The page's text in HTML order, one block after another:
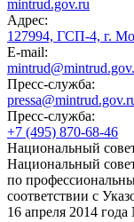
mintrud.gov.ru
Адрес:
127994, ГСП-4, г.
E-mail:
Пресс-служба:
Пресс-служба:
+7 (495) 870-68-46
Национальный
Национальный
по
соответствии с
16 апреля 2014